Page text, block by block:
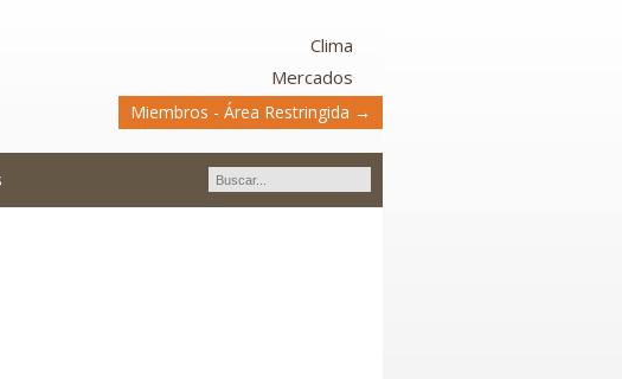
Clima
Mercados
Miembros - Área Restringida →